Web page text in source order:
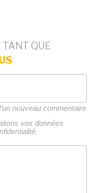
QUE
nouveau commentaire
vos données